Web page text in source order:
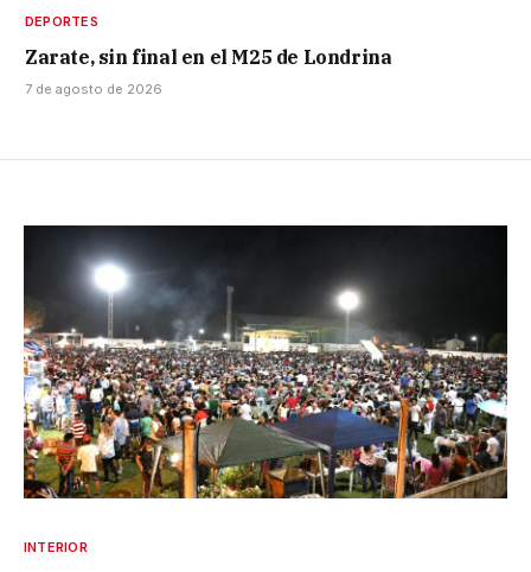
DEPORTES
Zarate, sin final en el M25 de Londrina
7 de agosto de 2026
INTERIOR